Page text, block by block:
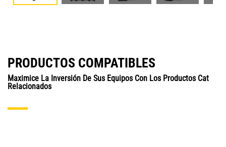
PRODUCTOS COMPATIBLES
Maximice La Inversión De Sus Equipos Con Los Productos Cat
Relacionados